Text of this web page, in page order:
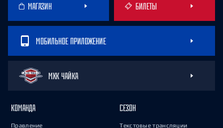
МАГАЗИН БИЛЕТЫ
МОБИЛЬНОЕ ПРИЛОЖЕНИЕ
МХК ЧАЙКА
КОМАНДА
Правление
СЕЗОН
Текстовые трансляции